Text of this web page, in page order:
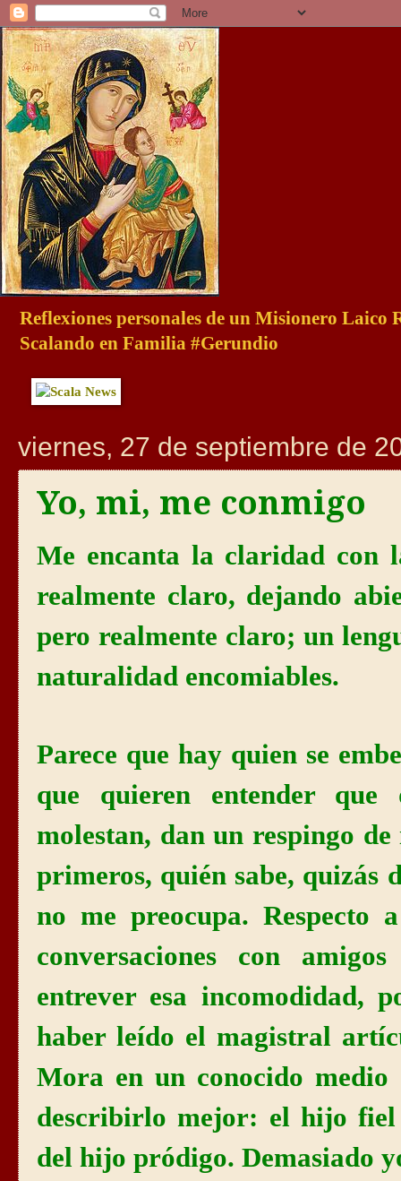
Reflexiones personales de un Misionero Laico
Scalando en Familia #Gerundio
viernes, 27 de septiembre de
Yo, mi, me conmigo
Me encanta la claridad con
realmente claro, dejando
pero realmente claro; un
naturalidad encomiables.
Parece que hay quien se
que quieren entender
molestan, dan un respingo
primeros, quién sabe, quizás
no me preocupa. Respecto
conversaciones con
entrever esa incomodidad,
haber leído el magistral
Mora en un conocido
describirlo mejor: el hijo
del hijo pródigo. Demasiado